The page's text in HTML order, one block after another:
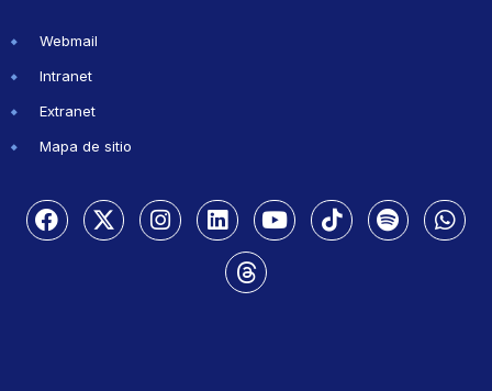
Webmail
Intranet
Extranet
Mapa de sitio